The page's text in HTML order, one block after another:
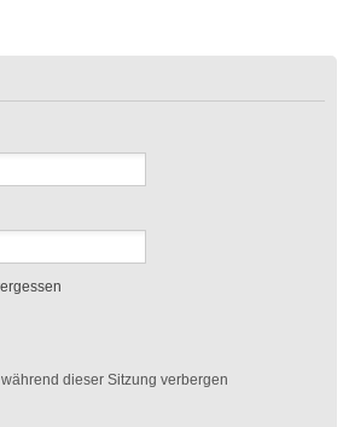
dieser Sitzung verbergen